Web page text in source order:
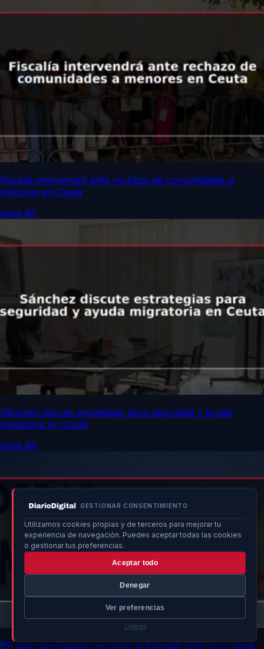
GESTIONAR CONSENTIMIENTO
Utilizamos cookies propias y de terceros para mejorar tu
experiencia de navegación. Puedes aceptar todas las cookies
o gestionar tus preferencias.
Aceptar todo
Denegar
Ver preferencias
Cookies
Fiscalía intervendrá ante rechazo de comunidades a
menores en Ceuta
hace 8h
Sánchez discute estrategias para seguridad y ayuda
migratoria en Ceuta
hace 8h
PP pide que España renuncie al Mundial 2030 si no tiene